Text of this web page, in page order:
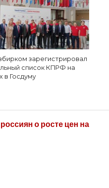
зарегистрировал
список КПРФ на
в Госдуму
о росте цен на